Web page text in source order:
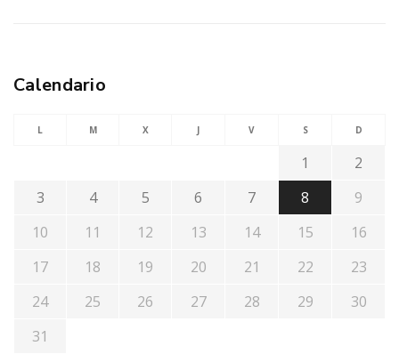
Calendario
L M X J V S D
1
2
3
4 5 6 7 8
9
10
11 12 13 14 15
16
17
18 19 20 21 22
23
24
25 26 27 28 29
30
31